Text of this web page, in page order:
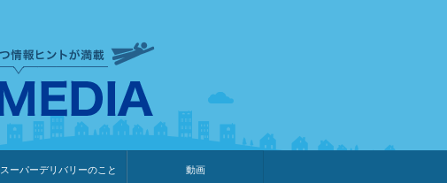
スーパーデリバリーのこと 動画